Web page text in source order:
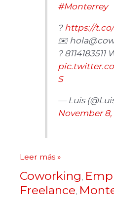
#Monterrey
? https://
✉️
?
S
— Luis
November 8,
Leer más »
Coworking,
Freelance,